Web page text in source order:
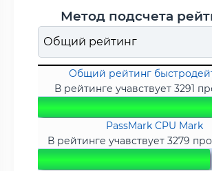
Метод подсчета
Общий рейтинг
В рейтинге учавствует 3291
PassMark CPU Mark
В рейтинге учавствует 3279